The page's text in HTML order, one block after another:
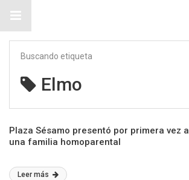
Buscando etiqueta
Elmo
Plaza Sésamo presentó por primera vez a
una familia homoparental
Leer más